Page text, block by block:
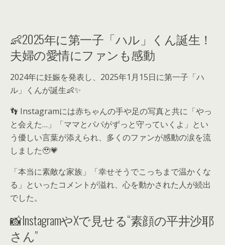
👶2025年に第一子「ハル」くん誕生！
夫婦の愛情にファンも感動
2024年に妊娠を発表し、2025年1月15日に第一子「ハ
ル」くんが誕生👶✨
👣 Instagramには赤ちゃんの手や足の写真と共に「やっ
と会えた…」「ママとパパがずっと守っていくよ」とい
う優しい言葉が添えられ、多くのファンが感動の涙を流
しました🥹💗
「本当に素敵な家族」「幸せそうでこっちまで温かくな
る」といったコメントが溢れ、心を動かされた人が続出
でした。
📸InstagramやXで見せる“素顔の平井沙耶
さん”